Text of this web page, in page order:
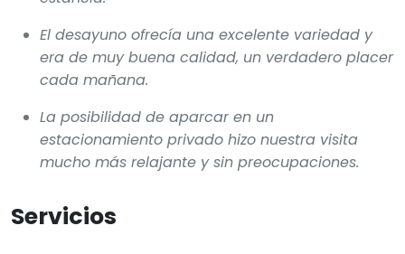
El desayuno ofrecía una excelente variedad y
era de muy buena calidad, un verdadero placer
cada mañana.
La posibilidad de aparcar en un
estacionamiento privado hizo nuestra visita
mucho más relajante y sin preocupaciones.
Servicios